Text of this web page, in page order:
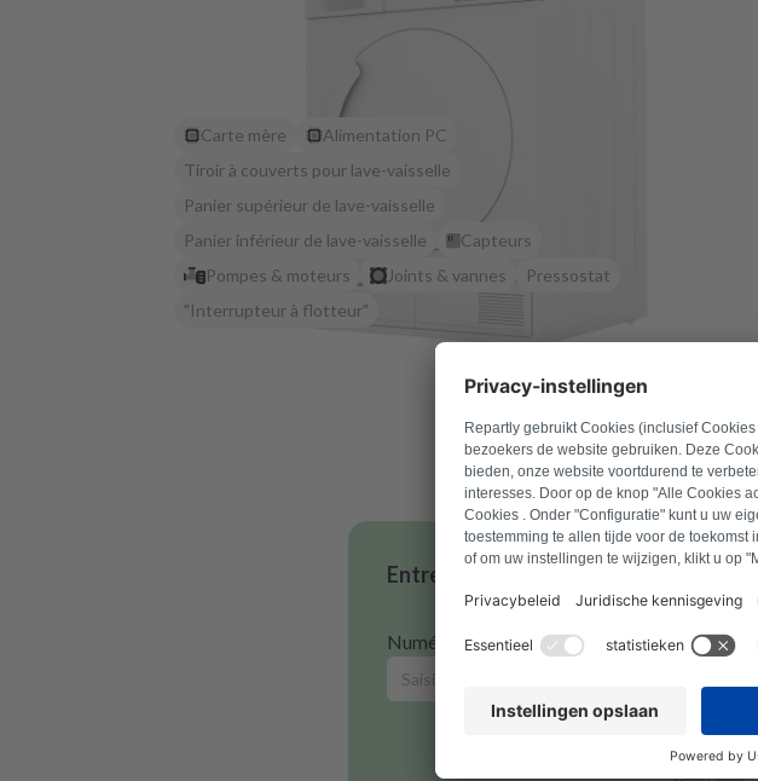
Carte mère
Alimentation PC
Tiroir à couverts pour lave-vaisselle
Panier supérieur de lave-vaisselle
Panier inférieur de lave-vaisselle
Capteurs
Pompes & moteurs
Joints & vannes
Pressostat
"Interrupteur à flotteur"
Entrez votre numéro de modèle pour
Numéro de modèle